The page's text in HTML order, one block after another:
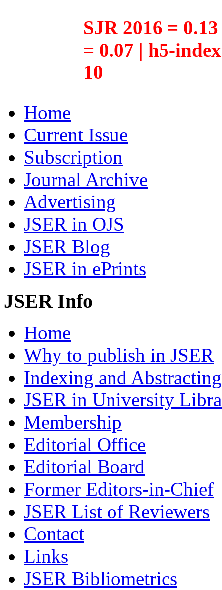
SJR 2016 =
= 0.07 | h5-
10
Home
Current Issue
Subscription
Journal Archive
Advertising
JSER in OJS
JSER Blog
JSER in ePrints
JSER Info
Home
Why to publish in JSER
Indexing and Abstracting
JSER in University
Membership
Editorial Office
Editorial Board
Former Editors-in-Chief
JSER List of Reviewers
Contact
Links
JSER Bibliometrics